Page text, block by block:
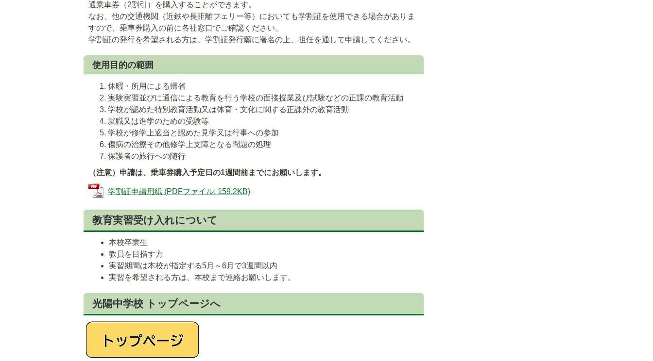
通乗車券（2割引）を購入することができます。
なお、他の交通機関（近鉄や長距離フェリー等）においても学割証を使用できる場合がありま
すので、乗車券購入の前に各社窓口でご確認ください。
学割証の発行を希望される方は、学割証発行願に署名の上、担任を通して申請してください。
使用目的の範囲
休暇・所用による帰省
実験実習並びに通信による教育を行う学校の面接授業及び試験などの正課の教育活動
学校が認めた特別教育活動又は体育・文化に関する正課外の教育活動
就職又は進学のための受験等
学校が修学上適当と認めた見学又は行事への参加
傷病の治療その他修学上支障となる問題の処理
保護者の旅行への随行
（注意）申請は、乗車券購入予定日の1週間前までにお願いします。
学割証申請用紙 (PDFファイル: 159.2KB)
教育実習受け入れについて
本校卒業生
教員を目指す方
実習期間は本校が指定する5月～6月で3週間以内
実習を希望される方は、本校まで連絡お願いします。
光陽中学校 トップページへ